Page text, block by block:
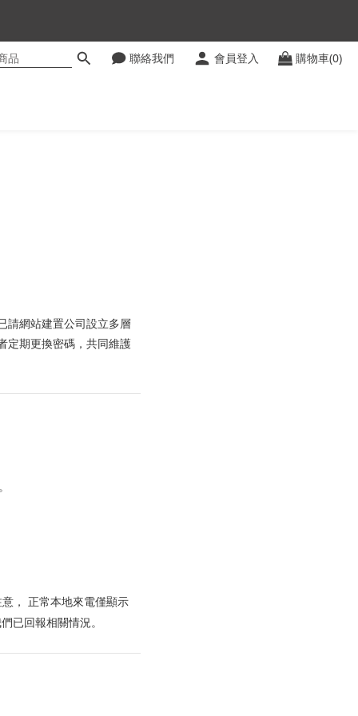
聯絡我們 會員登入 購物車(0)
請網站建置公司設立多層
定期更換密碼，共同維護
， 正常本地來電僅顯示
已回報相關情況。